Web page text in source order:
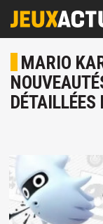
MARIO
DÉTAILLÉES